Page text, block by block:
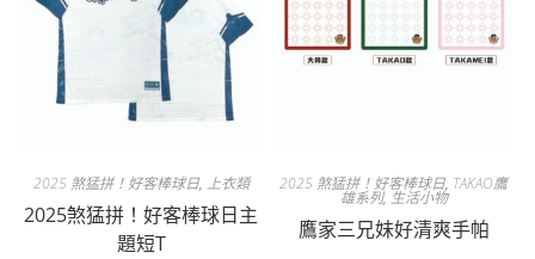
2025 煞猛拼！好客棒球日, 上衣類
2025煞猛拼！好客棒球日主
題短T
2025 煞猛拼！好客棒球日, TAKAO鷹
雄系列, 生活小物
鷹家三兄妹好清爽手帕